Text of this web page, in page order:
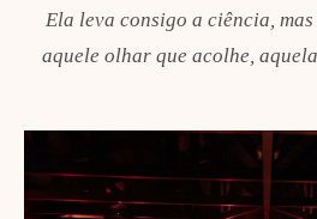
Ela leva consigo a ciência,
aquele olhar que acolhe,